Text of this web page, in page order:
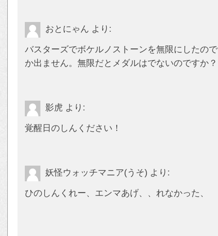
おとにゃん より:
バスターズでボケルノストーンを無限にしたの
か出ません。無限だとメダルはでないのですか？
影虎 より:
覚醒日のしんください！
妖怪ウォッチマニア(うそ) より:
ひのしんくれー、エンマあげ、、れなかった、